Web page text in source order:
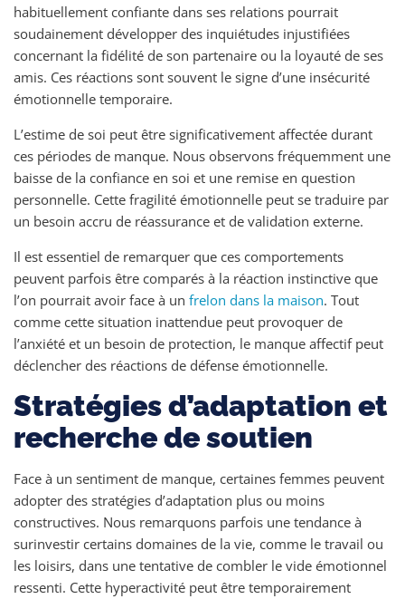
habituellement confiante dans ses relations pourrait
soudainement développer des inquiétudes injustifiées
concernant la fidélité de son partenaire ou la loyauté de ses
amis. Ces réactions sont souvent le signe d’une insécurité
émotionnelle temporaire.
L’estime de soi peut être significativement affectée durant
ces périodes de manque. Nous observons fréquemment une
baisse de la confiance en soi et une remise en question
personnelle. Cette fragilité émotionnelle peut se traduire par
un besoin accru de réassurance et de validation externe.
Il est essentiel de remarquer que ces comportements
peuvent parfois être comparés à la réaction instinctive que
l’on pourrait avoir face à un frelon dans la maison. Tout
comme cette situation inattendue peut provoquer de
l’anxiété et un besoin de protection, le manque affectif peut
déclencher des réactions de défense émotionnelle.
Stratégies d’adaptation et
recherche de soutien
Face à un sentiment de manque, certaines femmes peuvent
adopter des stratégies d’adaptation plus ou moins
constructives. Nous remarquons parfois une tendance à
surinvestir certains domaines de la vie, comme le travail ou
les loisirs, dans une tentative de combler le vide émotionnel
ressenti. Cette hyperactivité peut être temporairement